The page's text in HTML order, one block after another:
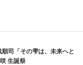
順司「その雫は、未来へと
生誕祭